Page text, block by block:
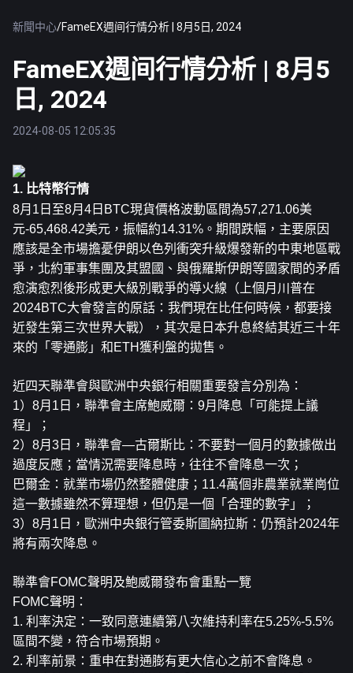
新聞中心/FameEX週间行情分析 | 8月5日, 2024
FameEX週间行情分析 | 8月5
日, 2024
2024-08-05 12:05:35
1. 比特幣行情
8月1日至8月4日 BTC現貨價格波動區間為57,271.06美
元-65,468.42美元，振幅約14.31%。期間跌幅，主要原因
應該是全市場擔憂伊朗以色列衝突升級爆發新的中東地區戰
爭，北約軍事集團及其盟國、與俄羅斯伊朗等國家間的矛盾
愈演愈烈後形成更大級別戰爭的導火線（上個月川普在
2024BTC大會發言的原話：我們現在比任何時候，都要接
近發生第三次世界大戰），其次是日本升息終結其近三十年
來的「零通膨」和ETH獲利盤的拋售。
近四天聯準會與歐洲中央銀行相關重要發言分別為：
1）8月1日，聯準會主席鮑威爾：9月降息「可能提上議
程」；
2）8月3日，聯準會—古爾斯比：不要對一個月的數據做出
過度反應；當情況需要降息時，往往不會降息一次；
巴爾金：就業市場仍然整體健康；11.4萬個非農業就業崗位
這一數據雖然不算理想，但仍是一個「合理的數字」；
3）8月1日，歐洲中央銀行管委斯圖納拉斯：仍預計2024年
將有兩次降息。
聯準會FOMC聲明及鮑威爾發布會重點一覽
FOMC聲明：
1. 利率決定：一致同意連續第八次維持利率在5.25%-5.5%
區間不變，符合市場預期。
2. 利率前景：重申在對通膨有更大信心之前不會降息。